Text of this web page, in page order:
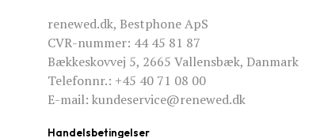
renewed.dk, Bestphone ApS
CVR-nummer: 44 45 81 87
Bækkeskovvej 5, 2665 Vallensbæk, Danmark
Telefonnr.: +45 40 71 08 00
E-mail: kundeservice@renewed.dk
Handelsbetingelser